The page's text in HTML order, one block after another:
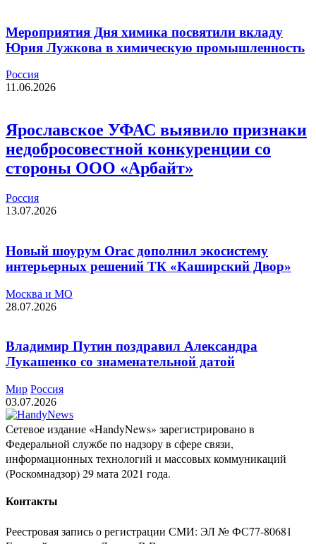
Мероприятия Дня химика посвятили вкладу
Юрия Лужкова в химическую промышленность
Россия
11.06.2026
Ярославское УФАС выявило признаки
недобросовестной конкуренции со
стороны ООО «Арбайт»
Россия
13.07.2026
Новый шоурум Orac дополнил экосистему
интерьерных решений ТК «Каширский Двор»
Москва и МО
28.07.2026
Владимир Путин поздравил Александра
Лукашенко со знаменательной датой
Мир Россия
03.07.2026
Сетевое издание «HandyNews» зарегистрировано в
Федеральной службе по надзору в сфере связи,
информационных технологий и массовых коммуникаций
(Роскомнадзор) 29 мата 2021 года.
Контакты
Реестровая запись о регистрации СМИ: ЭЛ № ФС77-80681